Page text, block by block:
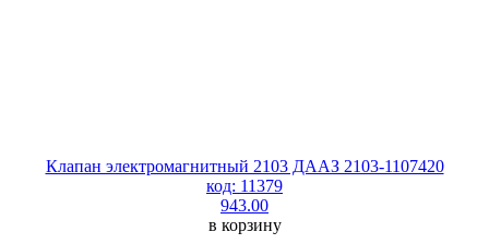
Клапан электромагнитный 2103 ДААЗ 2103-1107420
код: 11379
943.00
в корзину